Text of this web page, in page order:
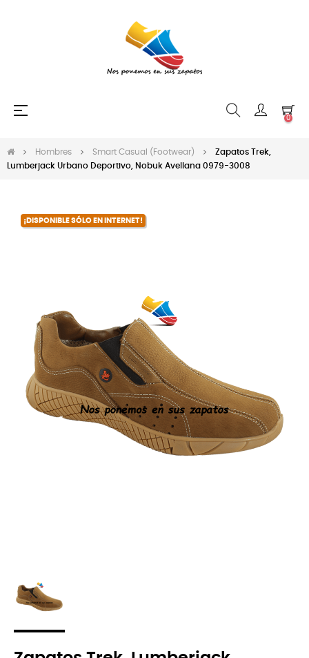
Navegación
☰
0
Hombres Smart Casual (Footwear)
Zapatos Trek,
Lumberjack Urbano Deportivo, Nobuk Avellana 0979-3008
¡DISPONIBLE SÓLO EN INTERNET!